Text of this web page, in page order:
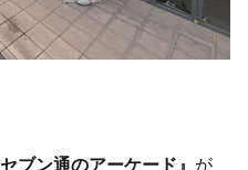
セブン通のアーケード』 が